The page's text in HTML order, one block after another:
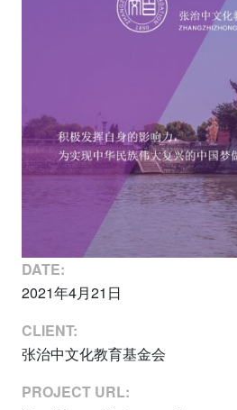
DATE:
2021年4月21日
CLIENT:
张治中文化教育基金会
PROJECT URL: